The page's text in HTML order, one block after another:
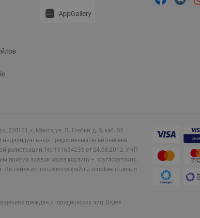
AppGallery
220121, г. Минск, ул. П. Глебки, д. 5, каб. 55
предпринимателей внесена
регистрации: No 191634233 от 24.08.2012. УНП
приема заявок через корзину – круглосуточно.
. На сайте используются файлы «cookie» с целью
граждан и юридических лиц: Отдел